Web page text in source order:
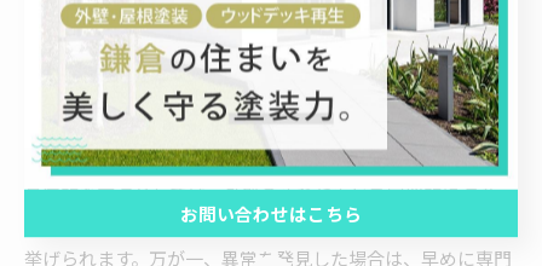
再塗装までの期間を延ばすには、定期的なメンテナンスが不
可欠です。塗装後も放置せず、こまめな点検と簡単な手入れ
を行うことで、外壁の劣化を最小限に抑えることができま
す。
具体的な方法としては、外壁の汚れやカビを定期的に洗浄
し、ひび割れや剥がれなどの初期症状を早期発見することが
挙げられます。万が一、異常を発見した場合は、早めに専門
お問い合わせはこちら